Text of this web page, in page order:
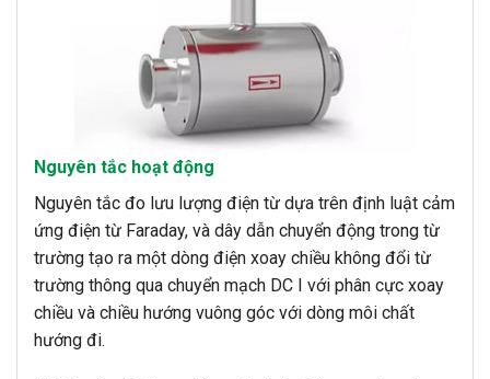
Nguyên tắc hoạt động
Nguyên tắc đo lưu lượng điện từ dựa trên định luật cảm
ứng điện từ Faraday, và dây dẫn chuyển động trong từ
trường tạo ra một dòng điện xoay chiều không đổi từ
trường thông qua chuyển mạch DC I với phân cực xoay
chiều và chiều hướng vuông góc với dòng môi chất
hướng đi.